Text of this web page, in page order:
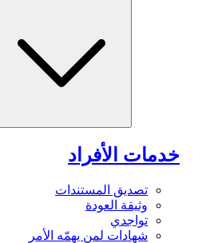
خدمات الأفراد
تصديق المستندات
وثيقة العودة
تواجدي
شهادات لمن يهمّه الأمر